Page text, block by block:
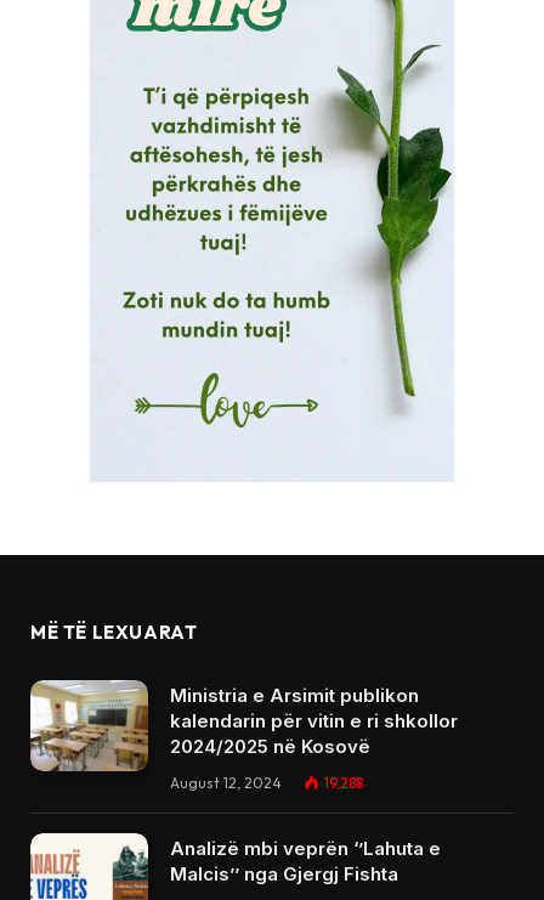
MË TË LEXUARAT
Ministria e Arsimit publikon
kalendarin për vitin e ri shkollor
2024/2025 në Kosovë
August 12, 2024 19,288
Analizë mbi veprën ‘’Lahuta e
Malcis’’ nga Gjergj Fishta